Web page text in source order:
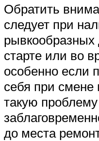
Обратить
следует при
старте или во
особенно если
себя при
такую
до места